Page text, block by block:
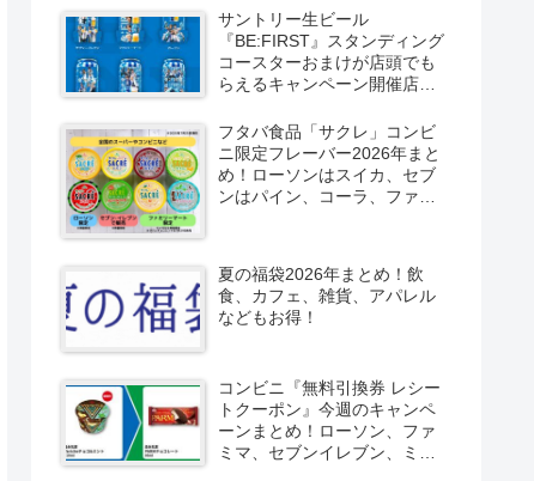
売！
サントリー生ビール
『BE:FIRST』スタンディング
コースターおまけが店頭でも
らえるキャンペーン開催店は
定で6種類！見分け方！セブ
ン、ファミマ、ローソン、デ
イリーヤマザキ、ミニストッ
プなどで！クーラーバッグ
フタバ食品「サクレ」コンビ
ニ限定フレーバー2026年まと
め！ローソンはスイカ、セブ
ンはパイン、コーラ、ファミ
夏の福袋2026年まとめ！飲
食、カフェ、雑貨、アパレル
などもお得！
コンビニ『無料引換券 レシー
トクーポン』今週のキャンペ
ーンまとめ！ローソン、ファ
ミマ、セブンイレブン、ミニ